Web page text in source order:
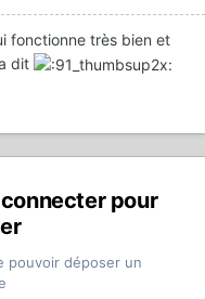
fonctionne très bien et
dit
pour
pouvoir déposer un